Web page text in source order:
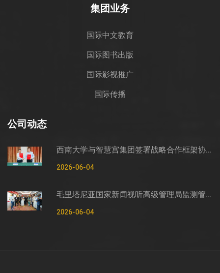
集团业务
国际中文教育
国际图书出版
国际影视推广
国际传播
公司动态
西南大学与智慧宫集团签署战略合作框架协议
2026-06-04
毛里塔尼亚国家新闻视听高级管理局监测管控司司长穆罕默德·哈桑·埃萨利姆一行莅临智慧宫调研
2026-06-04